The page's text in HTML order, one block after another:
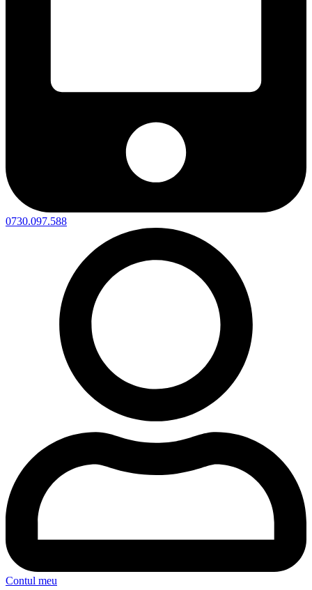
0730.097.588
Contul meu